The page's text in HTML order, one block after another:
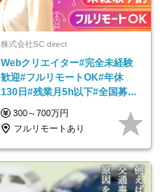
株式会社SC direct
Webクリエイター#完全未経験
歓迎#フルリモートOK#年休
130日#残業月5h以下#全国募集
#最大1年の研修
300～700万円
フルリモートあり